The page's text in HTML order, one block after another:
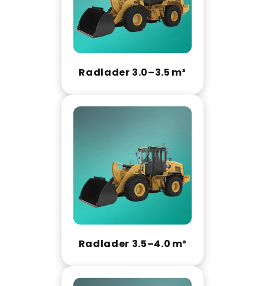
Radlader 3.0–3.5 m³
Radlader 3.5–4.0 m³